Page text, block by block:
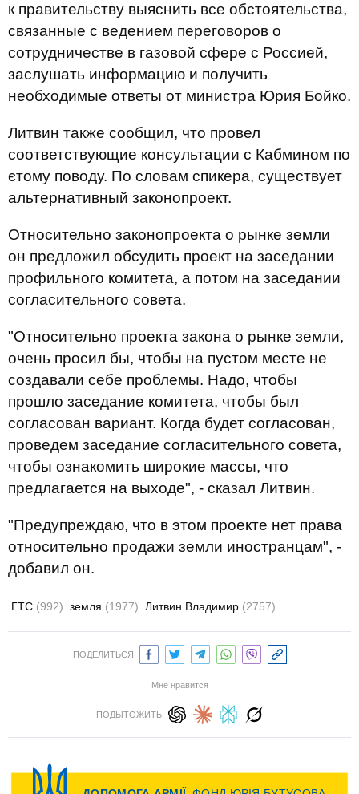
к правительству выяснить все обстоятельства,
связанные с ведением переговоров о
сотрудничестве в газовой сфере с Россией,
заслушать информацию и получить
необходимые ответы от министра Юрия Бойко.
Литвин также сообщил, что провел
соответствующие консультации с Кабмином по
єтому поводу. По словам спикера, существует
альтернативный законопроект.
Относительно законопроекта о рынке земли
он предложил обсудить проект на заседании
профильного комитета, а потом на заседании
согласительного совета.
"Относительно проекта закона о рынке земли,
очень просил бы, чтобы на пустом месте не
создавали себе проблемы. Надо, чтобы
прошло заседание комитета, чтобы был
согласован вариант. Когда будет согласован,
проведем заседание согласительного совета,
чтобы ознакомить широкие массы, что
предлагается на выходе", - сказал Литвин.
"Предупреждаю, что в этом проекте нет права
относительно продажи земли иностранцам", -
добавил он.
ГТС (992) земля (1977) Литвин Владимир (2757)
ПОДЕЛИТЬСЯ:
Мне нравится
ПОДЫТОЖИТЬ: